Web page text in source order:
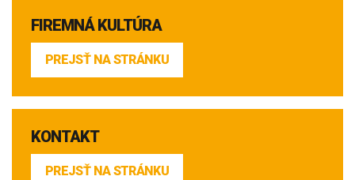
FIREMNÁ KULTÚRA
PREJSŤ NA STRÁNKU
KONTAKT
PREJSŤ NA STRÁNKU